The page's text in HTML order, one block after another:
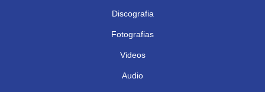
Discografia
Fotografias
Videos
Audio